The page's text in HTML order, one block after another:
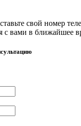
свой номер
с вами в ближайшее